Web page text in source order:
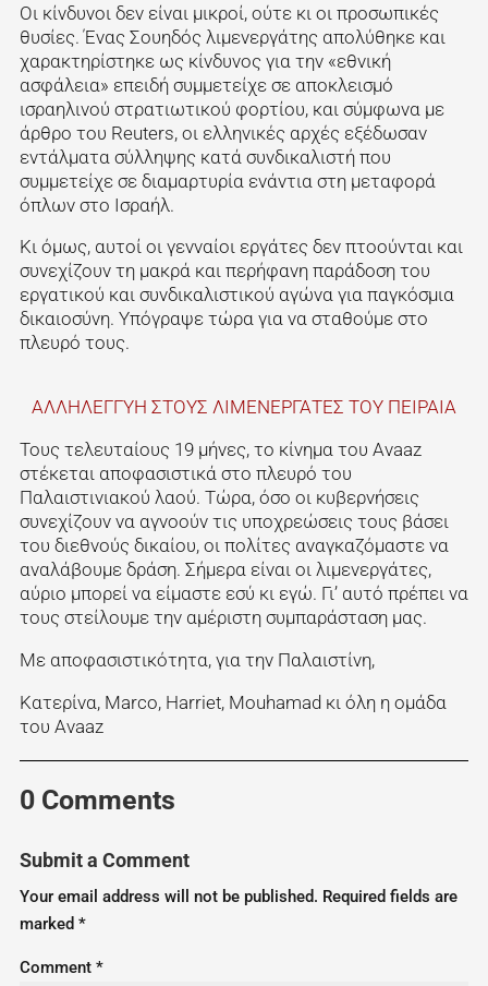
Οι κίνδυνοι δεν είναι μικροί, ούτε κι οι προσωπικές
θυσίες. Ένας Σουηδός λιμενεργάτης απολύθηκε και
χαρακτηρίστηκε ως κίνδυνος για την «εθνική
ασφάλεια» επειδή συμμετείχε σε αποκλεισμό
ισραηλινού στρατιωτικού φορτίου, και σύμφωνα με
άρθρο του Reuters, οι ελληνικές αρχές εξέδωσαν
εντάλματα σύλληψης κατά συνδικαλιστή που
συμμετείχε σε διαμαρτυρία ενάντια στη μεταφορά
όπλων στο Ισραήλ.
Κι όμως, αυτοί οι γενναίοι εργάτες δεν πτοούνται και
συνεχίζουν τη μακρά και περήφανη παράδοση του
εργατικού και συνδικαλιστικού αγώνα για παγκόσμια
δικαιοσύνη. Υπόγραψε τώρα για να σταθούμε στο
πλευρό τους.
ΑΛΛΗΛΕΓΓΥΗ ΣΤΟΥΣ ΛΙΜΕΝΕΡΓΑΤΕΣ ΤΟΥ ΠΕΙΡΑΙΑ
Τους τελευταίους 19 μήνες, το κίνημα του Avaaz
στέκεται αποφασιστικά στο πλευρό του
Παλαιστινιακού λαού. Τώρα, όσο οι κυβερνήσεις
συνεχίζουν να αγνοούν τις υποχρεώσεις τους βάσει
του διεθνούς δικαίου, οι πολίτες αναγκαζόμαστε να
αναλάβουμε δράση. Σήμερα είναι οι λιμενεργάτες,
αύριο μπορεί να είμαστε εσύ κι εγώ. Γι’ αυτό πρέπει να
τους στείλουμε την αμέριστη συμπαράσταση μας.
Με αποφασιστικότητα, για την Παλαιστίνη,
Κατερίνα, Marco, Harriet, Mouhamad κι όλη η ομάδα
του Avaaz
0 Comments
Submit a Comment
Your email address will not be published. Required fields are
marked *
Comment *